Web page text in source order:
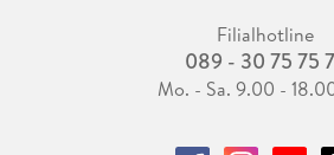
Filialhotline
089 - 30 75 75
Mo. - Sa. 9.00 -